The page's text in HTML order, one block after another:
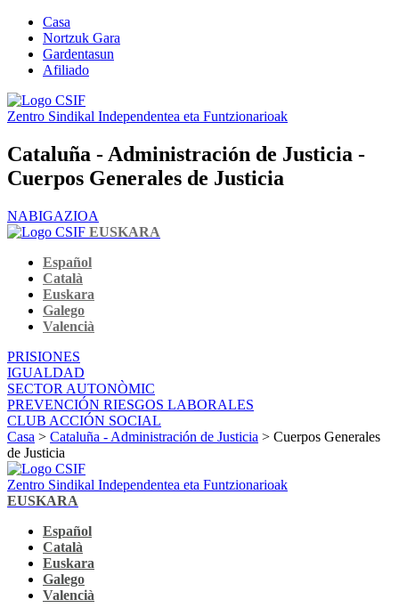
Casa
Nortzuk Gara
Gardentasun
Afiliado
Zentro Sindikal Independentea eta Funtzionarioak
Cataluña - Administración de Justicia -
Cuerpos Generales de Justicia
NABIGAZIOA
EUSKARA
Español
Català
Euskara
Galego
Valencià
PRISIONES
IGUALDAD
SECTOR AUTONÒMIC
PREVENCIÓN RIESGOS LABORALES
CLUB ACCIÓN SOCIAL
Casa > Cataluña - Administración de Justicia > Cuerpos Generales
de Justicia
Zentro Sindikal Independentea eta Funtzionarioak
EUSKARA
Español
Català
Euskara
Galego
Valencià